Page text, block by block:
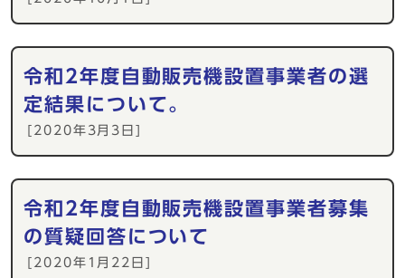
令和2年度自動販売機設置事業者の選
定結果について。
[2020年3月3日]
令和2年度自動販売機設置事業者募集
の質疑回答について
[2020年1月22日]